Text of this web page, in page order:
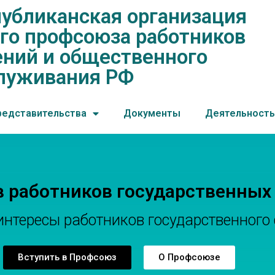
организация
и общественного
организация
профсоюза работников
и общественного
РФ
Документы Деятельность
работников государственного
Вступить в Профсоюз О Профсоюзе